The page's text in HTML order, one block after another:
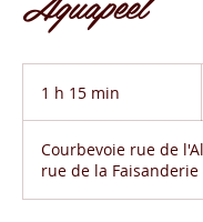
1 h 15 min
m
i
n
Courbevoie rue de
rue de la Faisanderie